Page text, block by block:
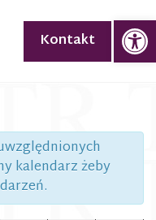
Kontakt
kalendarz żeby